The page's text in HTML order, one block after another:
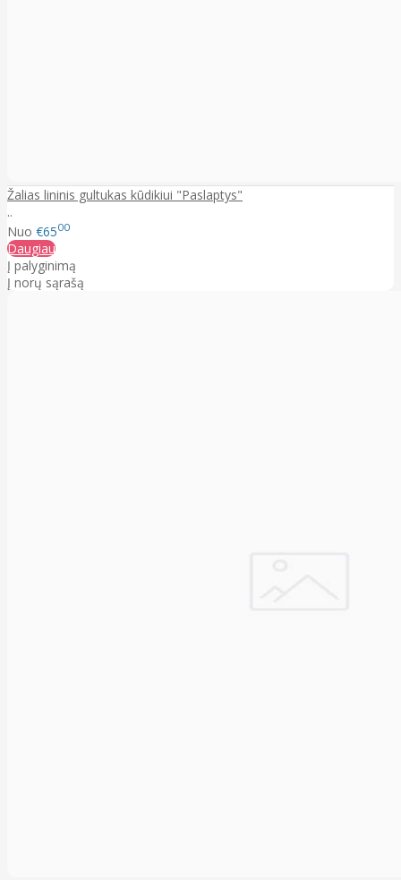
Žalias lininis gultukas kūdikiui "Paslaptys"
..
Nuo €6500
Daugiau
Į palyginimą
Į norų sąrašą